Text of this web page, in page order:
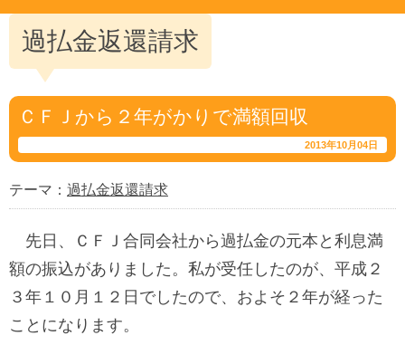
過払金返還請求
ＣＦＪから２年がかりで満額回収
2013年10月04日
テーマ： 過払金返還請求
先日、ＣＦＪ合同会社から過払金の元本と利息満
額の振込がありました。私が受任したのが、平成２
３年１０月１２日でしたので、およそ２年が経った
ことになります。